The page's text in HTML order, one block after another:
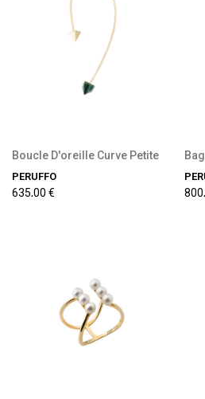
Boucle D'oreille Curve Petite
PERUFFO
635,00 €